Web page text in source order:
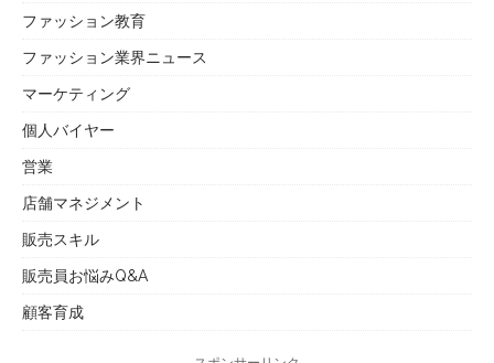
ファッション教育
ファッション業界ニュース
マーケティング
個人バイヤー
営業
店舗マネジメント
販売スキル
販売員お悩みQ&A
顧客育成